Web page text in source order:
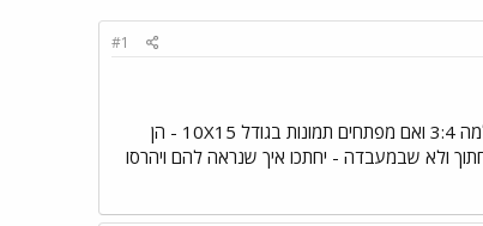
#1
ואני מבקשת את עזרתכם הנדיבה ב - ב - ק - ש - ה שמעתי שהדפסת תמונות דיגיטליות זה ביחס 2:3 ויחס התמונות במצלמה 3:4 ואם מפתחים תמונות בגודל 10X15 - הן
ולא שבמעבדה - יחתכו איך שנראה להם ויהרסו